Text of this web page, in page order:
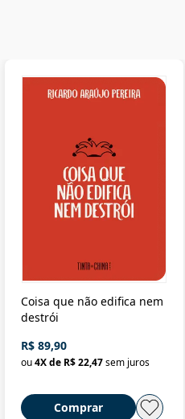
Coisa que não edifica nem
destrói
R$ 89,90
ou4X de R$ 22,47sem juros
Comprar